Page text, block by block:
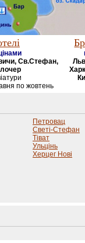
Св.Стефан,
по жовтень
Петровац
Светі-Стефан
Тіват
Ульцінь
Херцег Нові